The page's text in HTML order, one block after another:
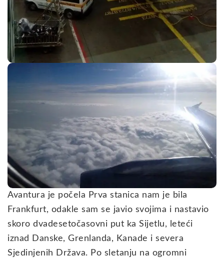
Avantura je počela Prva stanica nam je bila
Frankfurt, odakle sam se javio svojima i nastavio
skoro dvadesetočasovni put ka Sijetlu, leteći
iznad Danske, Grenlanda, Kanade i severa
Sjedinjenih Država. Po sletanju na ogromni